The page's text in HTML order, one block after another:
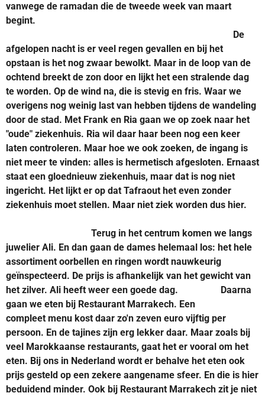
vanwege de ramadan die de tweede week van maart
begint.
De
afgelopen nacht is er veel regen gevallen en bij het
opstaan is het nog zwaar bewolkt. Maar in de loop van de
ochtend breekt de zon door en lijkt het een stralende dag
te worden. Op de wind na, die is stevig en fris. Waar we
overigens nog weinig last van hebben tijdens de wandeling
door de stad. Met Frank en Ria gaan we op zoek naar het
"oude" ziekenhuis. Ria wil daar haar been nog een keer
laten controleren. Maar hoe we ook zoeken, de ingang is
niet meer te vinden: alles is hermetisch afgesloten. Ernaast
staat een gloednieuw ziekenhuis, maar dat is nog niet
ingericht. Het lijkt er op dat Tafraout het even zonder
ziekenhuis moet stellen. Maar niet ziek worden dus hier.
Terug in het centrum komen we langs
juwelier Ali. En dan gaan de dames helemaal los: het hele
assortiment oorbellen en ringen wordt nauwkeurig
geïnspecteerd. De prijs is afhankelijk van het gewicht van
het zilver. Ali heeft weer een goede dag. Daarna
gaan we eten bij Restaurant Marrakech. Een
compleet menu kost daar zo'n zeven euro vijftig per
persoon. En de tajines zijn erg lekker daar. Maar zoals bij
veel Marokkaanse restaurants, gaat het er vooral om het
eten. Bij ons in Nederland wordt er behalve het eten ook
prijs gesteld op een zekere aangename sfeer. En die is hier
beduidend minder. Ook bij Restaurant Marrakech zit je niet